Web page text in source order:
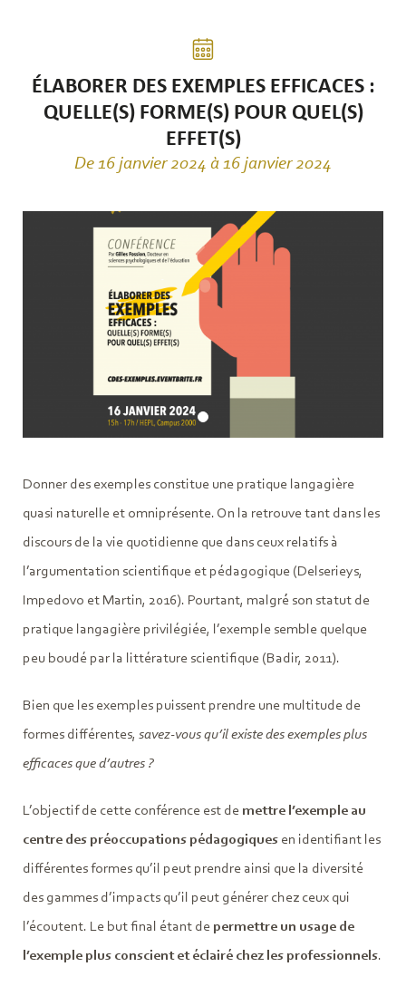
ÉLABORER DES EXEMPLES EFFICACES :
QUELLE(S) FORME(S) POUR QUEL(S)
EFFET(S)
De 16 janvier 2024 à 16 janvier 2024
Donner des exemples constitue une pratique langagière
quasi naturelle et omniprésente. On la retrouve tant dans les
discours de la vie quotidienne que dans ceux relatifs à
l’argumentation scientifique et pédagogique (Delserieys,
Impedovo et Martin, 2016). Pourtant, malgré́ son statut de
pratique langagière privilégiée, l’exemple semble quelque
peu boudé par la littérature scientifique (Badir, 2011).
Bien que les exemples puissent prendre une multitude de
formes différentes, savez-vous qu’il existe des exemples plus
efficaces que d’autres ?
L’objectif de cette conférence est de mettre l’exemple au
centre des préoccupations pédagogiques en identifiant les
différentes formes qu’il peut prendre ainsi que la diversité
des gammes d’impacts qu’il peut générer chez ceux qui
l’écoutent. Le but final étant de permettre un usage de
l’exemple plus conscient et éclairé chez les professionnels.